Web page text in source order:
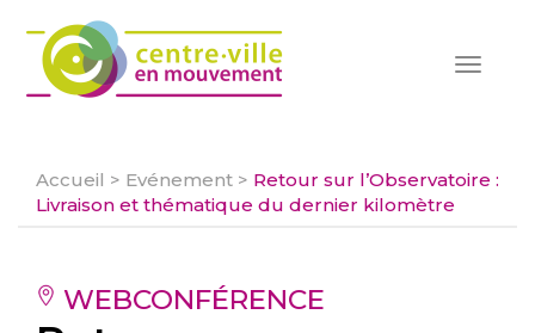
Toggle
Accueil > Evénement > Retour sur l’Observatoire :
Livraison et thématique du dernier kilomètre
WEBCONFÉRENCE